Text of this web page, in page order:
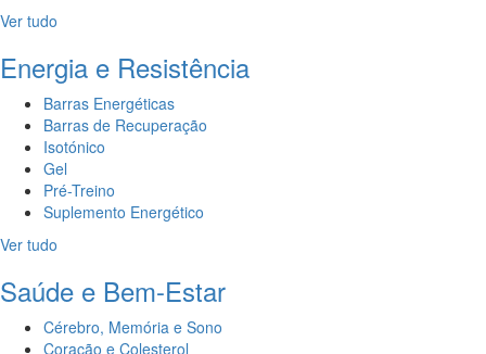
Ver tudo
Energia e Resistência
Barras Energéticas
Barras de Recuperação
Isotónico
Gel
Pré-Treino
Suplemento Energético
Ver tudo
Saúde e Bem-Estar
Cérebro, Memória e Sono
Coração e Colesterol